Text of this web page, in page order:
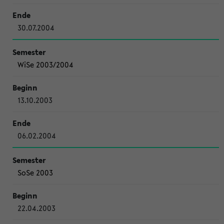
30.07.2004
WiSe 2003/2004
13.10.2003
06.02.2004
SoSe 2003
22.04.2003